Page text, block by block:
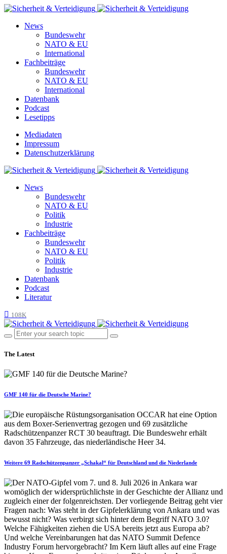
News
Bundeswehr
NATO & EU
International
Fachbeiträge
Bundeswehr
NATO & EU
International
Datenbank
Podcast
Lesetipps
Mediadaten
Impressum
Datenschutzerklärung
News
Bundeswehr
NATO & EU
Politik
Industrie
Fachbeiträge
Bundeswehr
NATO & EU
Politik
Industrie
Datenbank
Podcast
Literatur
108K
The Latest
GMF 140 für die Deutsche Marine?
Weitere 69 Radschützenpanzer „Schakal“ für Deutschland und die Niederlande